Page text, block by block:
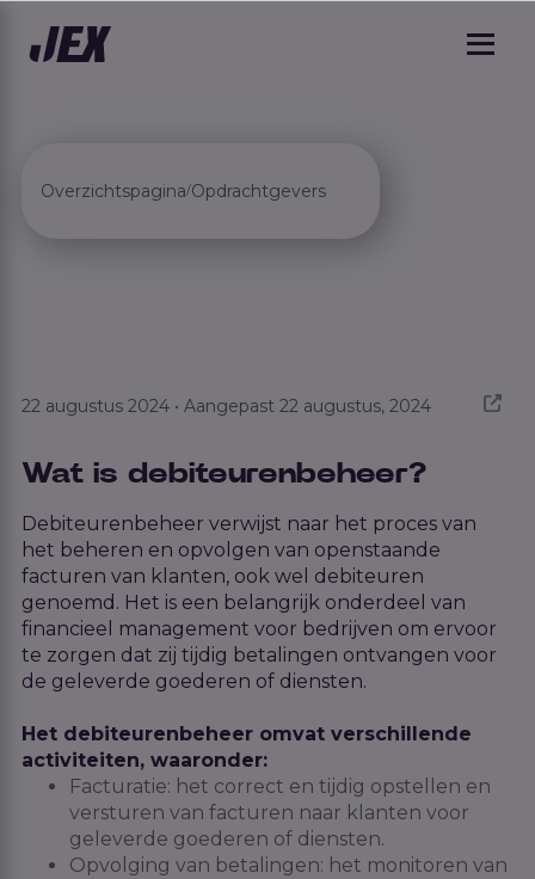
Overzichtspagina/Opdrachtgevers
22 augustus 2024 • Aangepast 22 augustus, 2024
Wat is debiteurenbeheer?
Debiteurenbeheer verwijst naar het proces van
het beheren en opvolgen van openstaande
facturen van klanten, ook wel debiteuren
genoemd. Het is een belangrijk onderdeel van
financieel management voor bedrijven om ervoor
te zorgen dat zij tijdig betalingen ontvangen voor
de geleverde goederen of diensten.
Het debiteurenbeheer omvat verschillende
activiteiten, waaronder:
Facturatie: het correct en tijdig opstellen en
versturen van facturen naar klanten voor
geleverde goederen of diensten.
Opvolging van betalingen: het monitoren van